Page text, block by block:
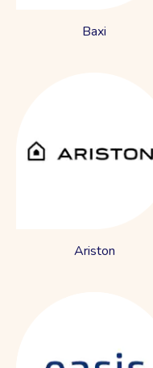
Baxi
Ariston